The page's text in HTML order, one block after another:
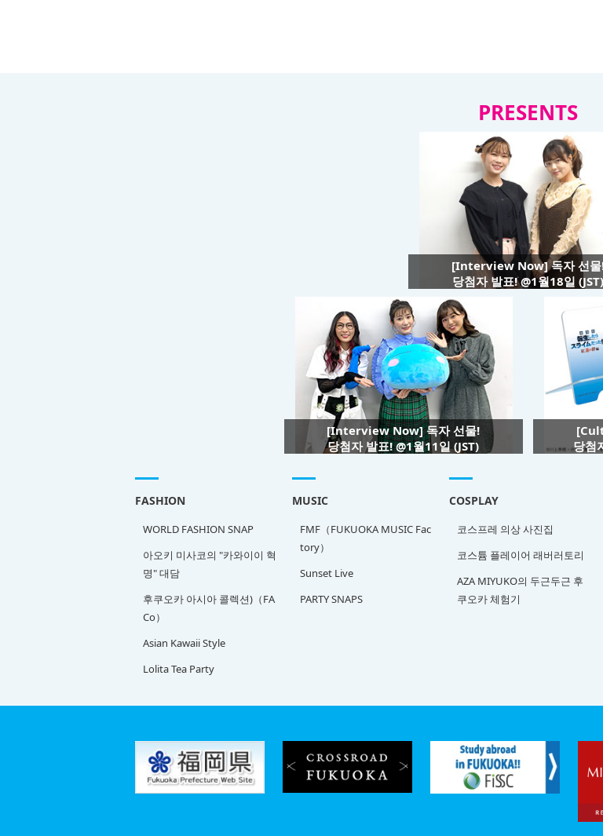
PRESENTS
[Interview Now] 독자 선
당첨자 발표! @1월18일 (JST)
[Interview Now] 독자 선물!
당첨자 발표! @1월11일 (JST)
당첨
FASHION
WORLD FASHION SNAP
아오키 미사코의 "카와이이 혁
명" 대담
후쿠오카 아시아 콜렉션)（FA
Co）
Asian Kawaii Style
Lolita Tea Party
MUSIC
FMF（FUKUOKA MUSIC Fac
tory）
Sunset Live
PARTY SNAPS
COSPLAY
코스프레 의상 사진집
코스튬 플레이어 래버러토리
AZA MIYUKO의 두근두근 후
쿠오카 체험기